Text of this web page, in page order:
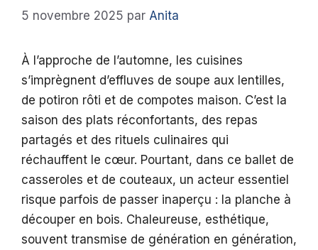
5 novembre 2025 par Anita
À l’approche de l’automne, les cuisines
s’imprègnent d’effluves de soupe aux lentilles,
de potiron rôti et de compotes maison. C’est la
saison des plats réconfortants, des repas
partagés et des rituels culinaires qui
réchauffent le cœur. Pourtant, dans ce ballet de
casseroles et de couteaux, un acteur essentiel
risque parfois de passer inaperçu : la planche à
découper en bois. Chaleureuse, esthétique,
souvent transmise de génération en génération,